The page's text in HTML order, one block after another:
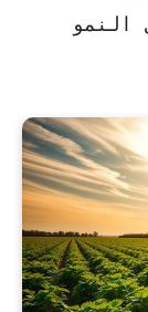
النمو